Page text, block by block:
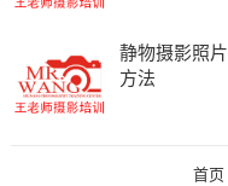
静物摄影照
方法
首页